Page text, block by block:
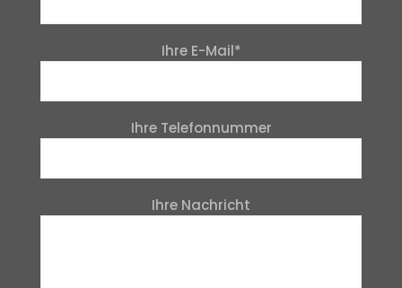
Ihre E-Mail*
Ihre Telefonnummer
Ihre Nachricht